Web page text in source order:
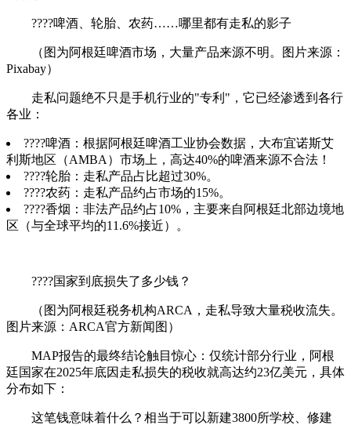
????啤酒、轮胎、农药……哪里都有走私的影子
（图为阿根廷啤酒市场，大量产品来源不明。图片来源：
Pixabay）
走私问题绝不只是手机行业的"专利"，它已经渗透到各行
各业：
????啤酒：根据阿根廷啤酒工业协会数据，大布宜诺斯艾
利斯地区（AMBA）市场上，高达40%的啤酒来源不合法！
????轮胎：走私产品占比超过30%。
????农药：走私产品约占市场的15%。
????香烟：非法产品约占10%，主要来自阿根廷北部边境地
区（与全球平均的11.6%接近）。
????国家到底损失了多少钱？
（图为阿根廷税务机构ARCA，走私导致大量税收流失。
图片来源：ARCA官方新闻图）
MAP报告的最终结论触目惊心：仅统计部分行业，阿根
廷国家在2025年底因走私损失的税收就高达约23亿美元，具体
分布如下：
这笔钱意味着什么？相当于可以新建3800所学校、修建